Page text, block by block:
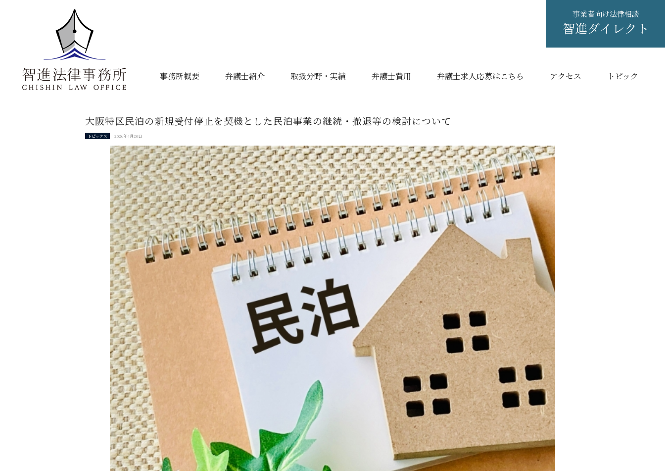
事業者向け法律相談
智進ダイレクト
事務所概要 弁護士紹介 取扱分野・実績 弁護士費用 弁護士求人応募はこちら アクセス トピック
大阪特区民泊の新規受付停止を契機とした民泊事業の継続・撤退等の検討について
トピックス 2026年4月20日